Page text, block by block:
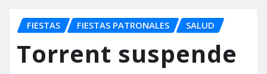
FIESTAS FIESTAS PATRONALES SALUD
Torrent suspende